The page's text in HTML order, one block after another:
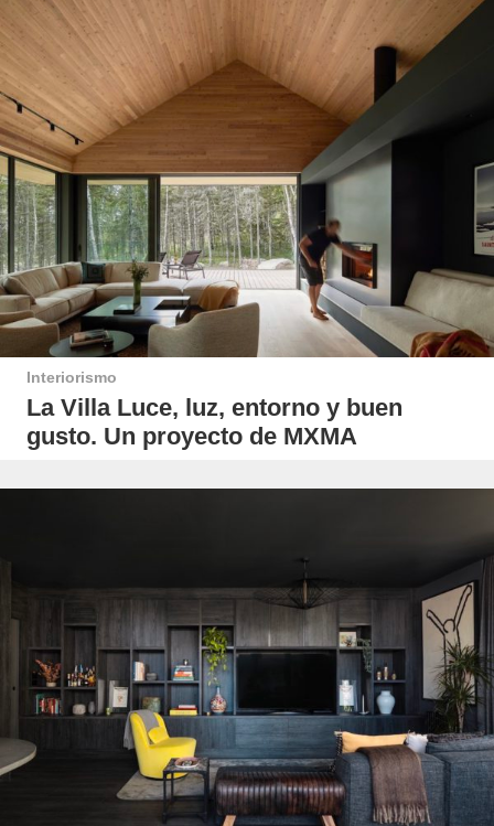
Interiorismo
La Villa Luce, luz, entorno y buen
gusto. Un proyecto de MXMA